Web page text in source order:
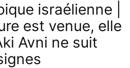
israélienne |
est venue, elle
Avni ne suit